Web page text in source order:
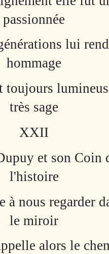
passionnée
lui
hommage
toujours
très sage
XXII
et son Coin
l'histoire
à nous regarder
le miroir
alors le